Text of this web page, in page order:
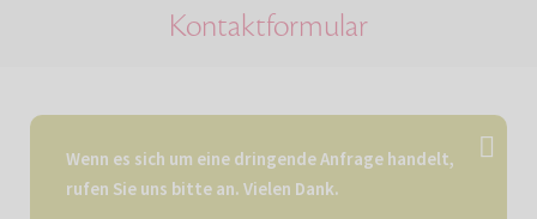
Kontaktformular
Wenn es sich um eine dringende Anfrage handelt,
rufen Sie uns bitte an. Vielen Dank.